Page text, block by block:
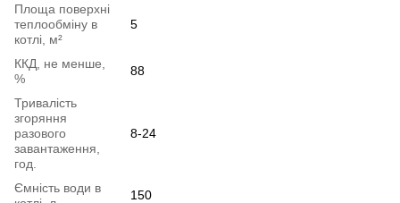
Площа поверхні
теплообміну в
котлі, м²
5
ККД, не менше,
%
88
Тривалість
згоряння
разового
завантаження,
год.
8-24
Ємність води в
150